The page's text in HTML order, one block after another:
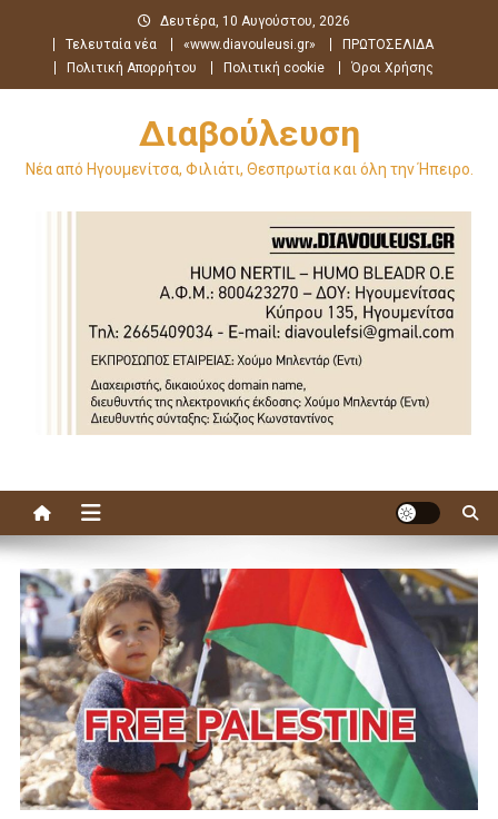
περιεχόμενο
Δευτέρα, 10 Αυγούστου, 2026
Τελευταία νέα
«www.diavouleusi.gr»
ΠΡΩΤΟΣΕΛΙΔΑ
Πολιτική Απορρήτου
Πολιτική cookie Όροι Χρήσης
Διαβούλευση
Νέα από Ηγουμενίτσα, Φιλιάτι, Θεσπρωτία και όλη την Ήπειρο.